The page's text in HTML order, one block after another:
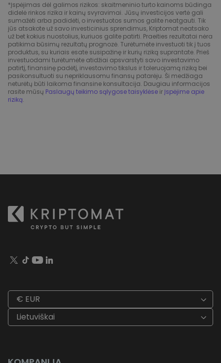
*Įspėjimas dėl galimos rizikos: skaitmeninio turto kainoms būdinga
didelė rinkos rizika ir kainų svyravimai. Jūsų investicijos vertė gali
sumažėti arba padidėti, o investuotos sumos galite neatgauti. Tik
jūs atsakote už savo investicinius sprendimus, Kriptomat neatsako
už bet kokius nuostolius, kuriuos galite patirti. Praeities rezultatai nėra
patikima būsimų rezultatų prognozė. Turėtumėte investuoti tik į tuos
produktus, su kuriais esate susipažinę ir kurių riziką suprantate. Prieš
investuodami turėtumėte atidžiai apsvarstyti savo investavimo
patirtį, finansinę padėtį, investavimo tikslus ir toleruojamą riziką bei
pasikonsultuoti su nepriklausomu finansų patarėju. Ši medžiaga
neturėtų būti laikoma finansine konsultacija. Daugiau informacijos
rasite mūsų Paslaugų teikimo sąlygose taisyklėse ir Įspėjime apie
riziką.
€ EUR
Lietuviškai